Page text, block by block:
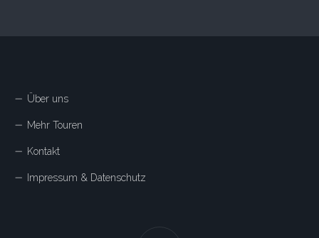
Über uns
Mehr Touren
Kontakt
Impressum & Datenschutz